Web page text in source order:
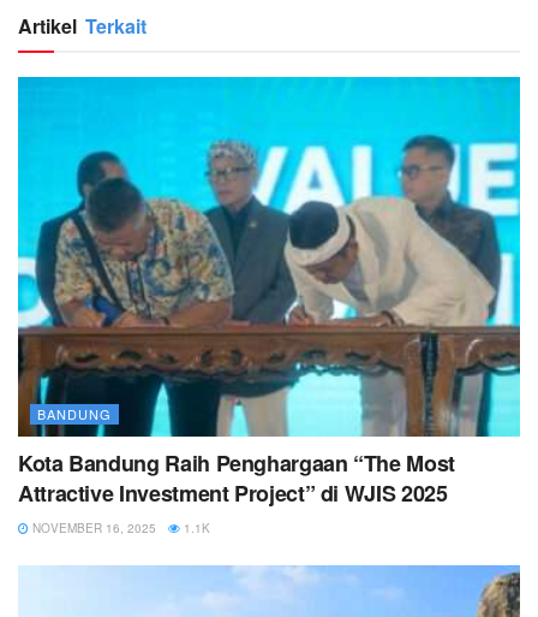
Artikel Terkait
BANDUNG
Kota Bandung Raih Penghargaan “The Most
Attractive Investment Project” di WJIS 2025
NOVEMBER 16, 2025 1.1K